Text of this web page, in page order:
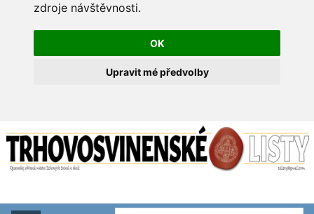
zdroje návštěvnosti.
OK
Upravit mé předvolby